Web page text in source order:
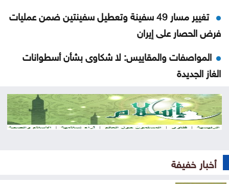
تغيير مسار 49 سفينة وتعطيل سفينتين ضمن عمليات
فرض الحصار على إيران
المواصفات والمقاييس: لا شكاوى بشأن أسطوانات
الغاز الجديدة
المواصفات والمقاييس: لا خلل في محطات المحروقات
أو مادة البنزين
أخبار خفيفة